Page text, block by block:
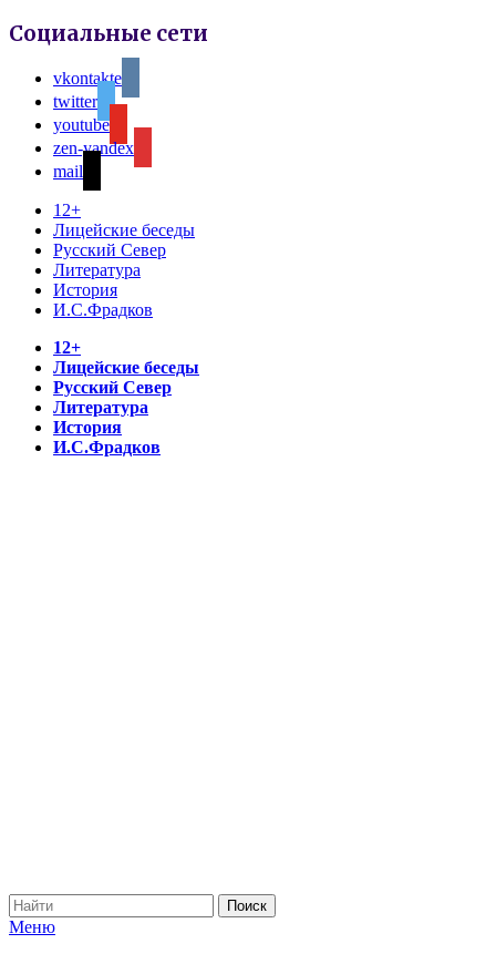
Социальные сети
vkontakte
twitter
youtube
zen-yandex
mail
12+
Лицейские беседы
Русский Север
Литература
История
И.С.Фрадков
12+
Лицейские беседы
Русский Север
Литература
История
И.С.Фрадков
Меню